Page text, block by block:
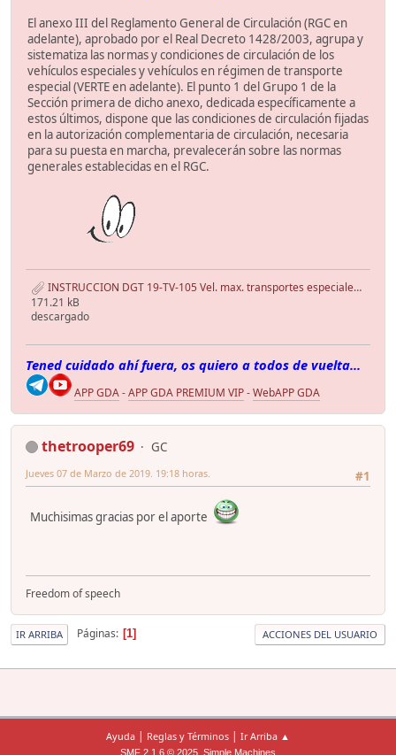
El anexo III del Reglamento General de Circulación (RGC en
adelante), aprobado por el Real Decreto 1428/2003, agrupa y
sistematiza las normas y condiciones de circulación de los
vehículos especiales y vehículos en régimen de transporte
especial (VERTE en adelante). El punto 1 del Grupo 1 de la
Sección primera de dicho anexo, dedicada específicamente a
estos últimos, dispone que las condiciones de circulación fijadas
en la autorización complementaria de circulación, necesaria
para su puesta en marcha, prevalecerán sobre las normas
generales establecidas en el RGC.
INSTRUCCION DGT 19-TV-105 Vel. max. transportes especiales.pdf
171.21 kB
descargado
Tened cuidado ahí fuera, os quiero a todos de vuelta...
APP GDA-APP GDA PREMIUM VIP-WebAPP GDA
thetrooper69
GC
#1
Jueves 07 de Marzo de 2019. 19:18 horas.
Muchisimas gracias por el aporte
Freedom of speech
IR ARRIBA Páginas 1 ACCIONES DEL USUARIO
Ayuda | Reglas y Términos | Ir Arriba ▲
SMF 2.1.6 © 2025 Simple Machines